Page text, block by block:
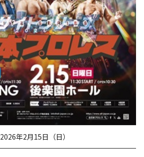
2026年2月15日（日）